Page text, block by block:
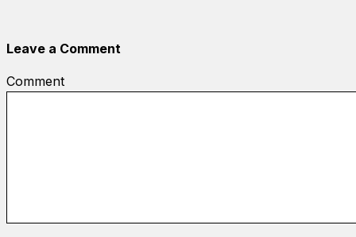
Leave a Comment
Comment